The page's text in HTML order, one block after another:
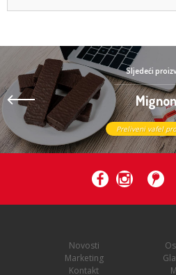
Sljedeći
Mignon
Preliveni vafel
Novosti
Marketing
Kontakt